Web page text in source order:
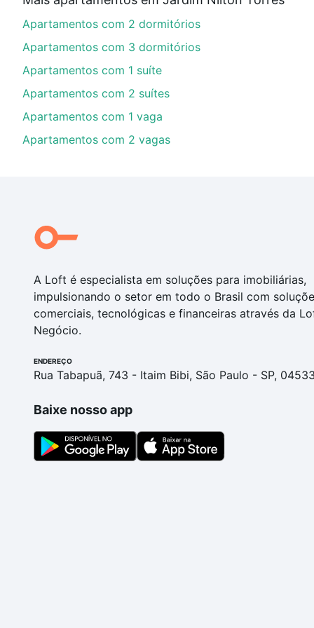
financiamento imobiliário as parcelas podem se
portal quanto custa comprar um apartamento e
Apartamentos com 2 dormitórios
Apartamentos com 3 dormitórios
Apartamentos com 1 suíte
Apartamentos com 2 suítes
Apartamentos com 1 vaga
Apartamentos com 2 vagas
A Loft é especialista em soluções para imobiliárias,
impulsionando o setor em todo o Brasil com
comerciais, tecnológicas e financeiras através da
Negócio.
ENDEREÇO
Rua Tabapuã, 743 - Itaim Bibi, São Paulo - SP,
Baixe nosso app